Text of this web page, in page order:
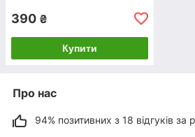
будь-якої моделі. Можливе
та нанесення даних вручну.
4.
РIЗНОМАНIТНIСТЬ
390 ₴
Купити
Про нас
94% позитивних з 18 відгуків за